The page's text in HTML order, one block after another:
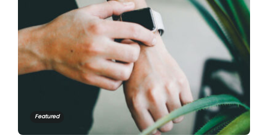
Featured